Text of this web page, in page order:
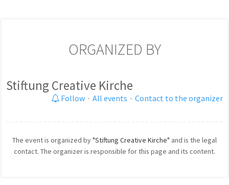
ORGANIZED BY
Stiftung Creative Kirche
Follow · All events · Contact to the organizer
The event is organized by"Stiftung Creative Kirche" and is the legal
contact. The organizer is responsible for this page and its content.